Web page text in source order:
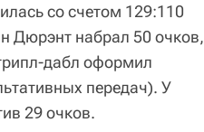
со счетом 129:110
Дюрэнт набрал 50 очков,
дабл оформил
передач). У
29 очков.